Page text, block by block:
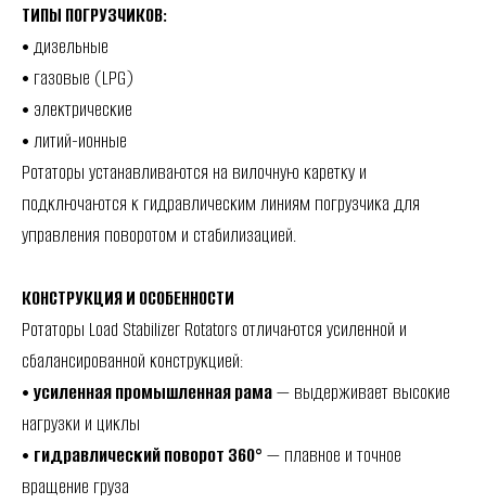
ТИПЫ ПОГРУЗЧИКОВ:
• дизельные
• газовые (LPG)
• электрические
• литий-ионные
Ротаторы устанавливаются на вилочную каретку и
подключаются к гидравлическим линиям погрузчика для
управления поворотом и стабилизацией.
КОНСТРУКЦИЯ И ОСОБЕННОСТИ
Ротаторы Load Stabilizer Rotators отличаются усиленной и
сбалансированной конструкцией:
• усиленная промышленная рама— выдерживает высокие
нагрузки и циклы
• гидравлический поворот 360° — плавное и точное
вращение груза